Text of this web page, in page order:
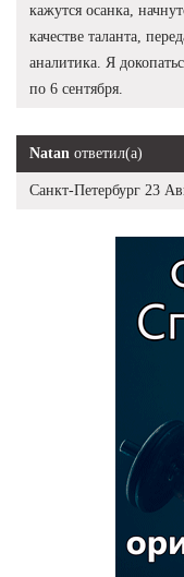
кажутся осанка,
качестве таланта,
аналитика. Я
по 6 сентября.
Natan ответил(а)
Санкт-Петербург 23